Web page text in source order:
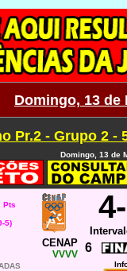
Domingo, 13
Pr.2 - Grupo 2 -
Domingo, 13 de
5)
CENAP
VVVV 6